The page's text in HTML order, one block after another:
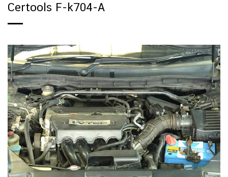
Certools F-k704-A